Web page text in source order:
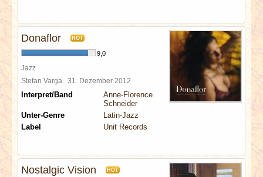
Donaflor HOT
9,0
Jazz
Stefan Varga 31. Dezember 2012
Interpret/Band
Anne-Florence
Schneider
Unter-Genre
Latin-Jazz
Label
Unit Records
Nostalgic Vision HOT